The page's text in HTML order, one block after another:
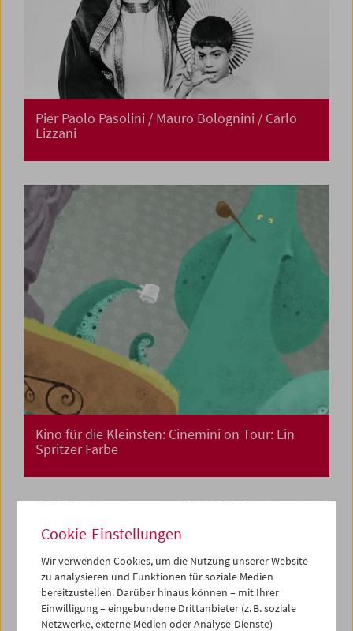
Pier Paolo Pasolini / Mauro Bolognini / Carlo
Lizzani
Kino für die Kleinsten: Cinemini on Tour: Ein
Spritzer Farbe
Cookie-Einstellungen
Wir verwenden Cookies, um die Nutzung unserer Website
zu analysieren und Funktionen für soziale Medien
bereitzustellen. Darüber hinaus können – mit Ihrer
Einwilligung – eingebundene Drittanbieter (z. B. soziale
Netzwerke, externe Medien oder Analyse-Dienste)